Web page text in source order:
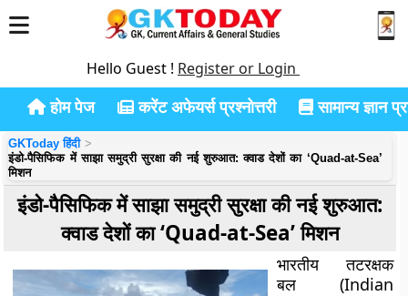
Hello Guest ! Register or Login
होम पेज करेंट अफेयर्स प्रश्नोत्तरी सामान्य ज्ञान
GKToday हिंदी
इंडो-पैसिफिक में साझा समुद्री सुरक्षा की नई शुरुआत: क्वाड देशों का ‘Quad-at-Sea’
मिशन
इंडो-पैसिफिक में साझा समुद्री सुरक्षा की नई शुरुआत:
क्वाड देशों का ‘Quad-at-Sea’ मिशन
भारतीय तटरक्षक
बल (Indian